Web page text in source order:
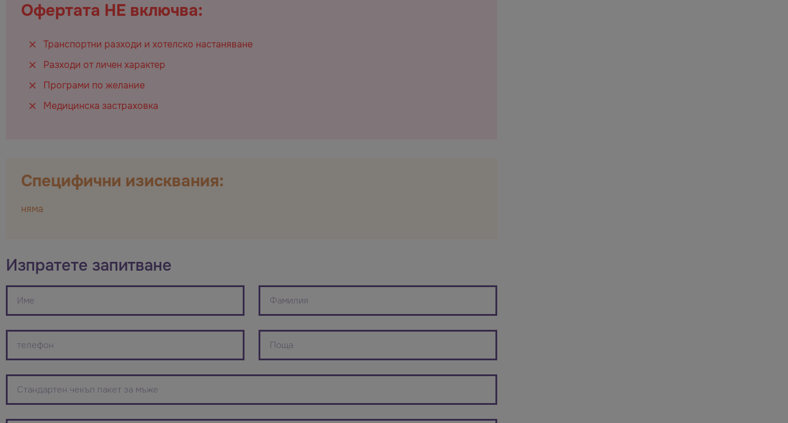
Офертата НЕ включва:
Транспортни разходи и хотелско настаняване
Разходи от личен характер
Програми по желание
Медицинска застраховка
Специфични изисквания:
няма
Изпратете запитване